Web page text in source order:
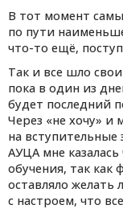
В тот момент
по пути
что-то ещё,
Так и все шло
пока в один из
будет последний
Через «не хочу» и
на вступительные
АУЦА мне
обучения, так как
оставляло желать
с настроем, что